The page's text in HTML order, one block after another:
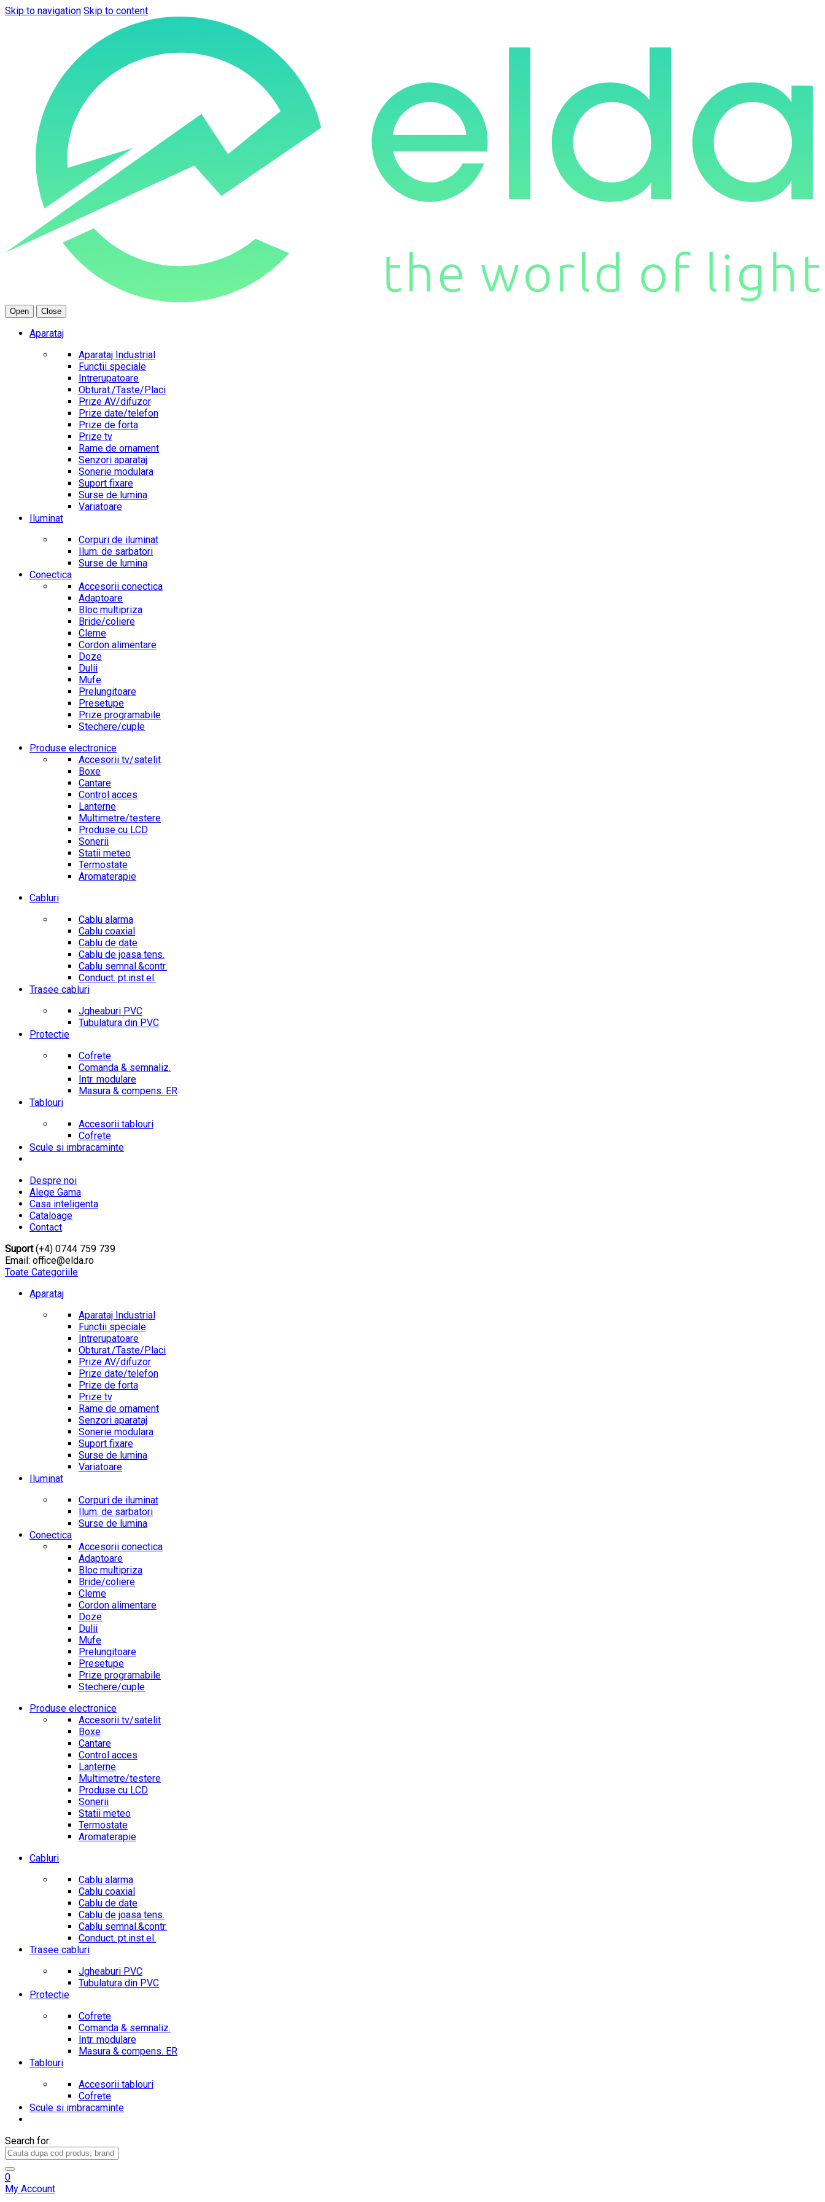
Skip to navigation Skip to content
Open Close
Aparataj
Aparataj Industrial
Functii speciale
Intrerupatoare
Obturat./Taste/Placi
Prize AV/difuzor
Prize date/telefon
Prize de forta
Prize tv
Rame de ornament
Senzori aparataj
Sonerie modulara
Suport fixare
Surse de lumina
Variatoare
Iluminat
Corpuri de iluminat
Ilum. de sarbatori
Surse de lumina
Conectica
Accesorii conectica
Adaptoare
Bloc multipriza
Bride/coliere
Cleme
Cordon alimentare
Doze
Dulii
Mufe
Prelungitoare
Presetupe
Prize programabile
Stechere/cuple
Produse electronice
Accesorii tv/satelit
Boxe
Cantare
Control acces
Lanterne
Multimetre/testere
Produse cu LCD
Sonerii
Statii meteo
Termostate
Aromaterapie
Cabluri
Cablu alarma
Cablu coaxial
Cablu de date
Cablu de joasa tens.
Cablu semnal.&contr.
Conduct. pt.inst.el.
Trasee cabluri
Jgheaburi PVC
Tubulatura din PVC
Protectie
Cofrete
Comanda & semnaliz.
Intr. modulare
Masura & compens. ER
Tablouri
Accesorii tablouri
Cofrete
Scule si imbracaminte
Despre noi
Alege Gama
Casa inteligenta
Cataloage
Contact
Suport(+4) 0744 759 739
Email: office@elda.ro
Toate Categoriile
Aparataj
Aparataj Industrial
Functii speciale
Intrerupatoare
Obturat./Taste/Placi
Prize AV/difuzor
Prize date/telefon
Prize de forta
Prize tv
Rame de ornament
Senzori aparataj
Sonerie modulara
Suport fixare
Surse de lumina
Variatoare
Iluminat
Corpuri de iluminat
Ilum. de sarbatori
Surse de lumina
Conectica
Accesorii conectica
Adaptoare
Bloc multipriza
Bride/coliere
Cleme
Cordon alimentare
Doze
Dulii
Mufe
Prelungitoare
Presetupe
Prize programabile
Stechere/cuple
Produse electronice
Accesorii tv/satelit
Boxe
Cantare
Control acces
Lanterne
Multimetre/testere
Produse cu LCD
Sonerii
Statii meteo
Termostate
Aromaterapie
Cabluri
Cablu alarma
Cablu coaxial
Cablu de date
Cablu de joasa tens.
Cablu semnal.&contr.
Conduct. pt.inst.el.
Trasee cabluri
Jgheaburi PVC
Tubulatura din PVC
Protectie
Cofrete
Comanda & semnaliz.
Intr. modulare
Masura & compens. ER
Tablouri
Accesorii tablouri
Cofrete
Scule si imbracaminte
Search for:
0
My Account